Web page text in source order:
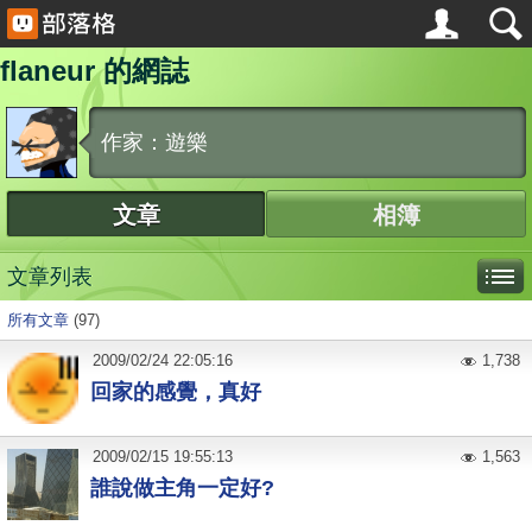
flaneur 的網誌
作家：遊樂
文章 相簿
文章列表
所有文章 (97)
回家的感覺，真好
2009/02/24 22:05:16 1,738
誰說做主角一定好?
2009/02/15 19:55:13 1,563